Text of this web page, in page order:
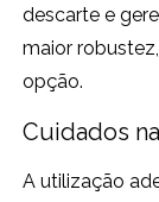
descarte e
maior
opção.
Cuidados
A utilização